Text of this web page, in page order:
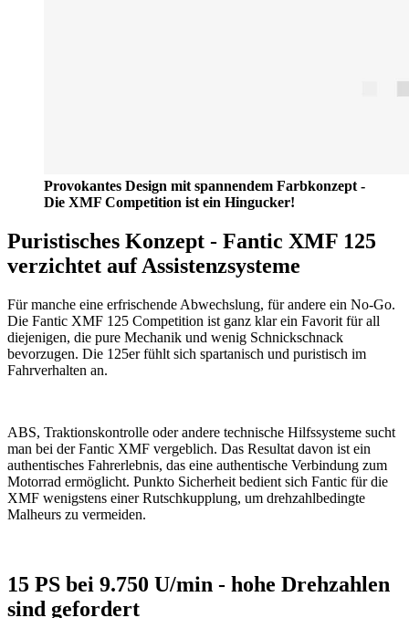
Provokantes Design mit spannendem Farbkonzept -
Die XMF Competition ist ein Hingucker!
Puristisches Konzept - Fantic XMF 125
verzichtet auf Assistenzsysteme
Für manche eine erfrischende Abwechslung, für andere ein No-Go.
Die Fantic XMF 125 Competition ist ganz klar ein Favorit für all
diejenigen, die pure Mechanik und wenig Schnickschnack
bevorzugen. Die 125er fühlt sich spartanisch und puristisch im
Fahrverhalten an.
ABS, Traktionskontrolle oder andere technische Hilfssysteme sucht
man bei der Fantic XMF vergeblich. Das Resultat davon ist ein
authentisches Fahrerlebnis, das eine authentische Verbindung zum
Motorrad ermöglicht. Punkto Sicherheit bedient sich Fantic für die
XMF wenigstens einer Rutschkupplung, um drehzahlbedingte
Malheurs zu vermeiden.
15 PS bei 9.750 U/min - hohe Drehzahlen
sind gefordert